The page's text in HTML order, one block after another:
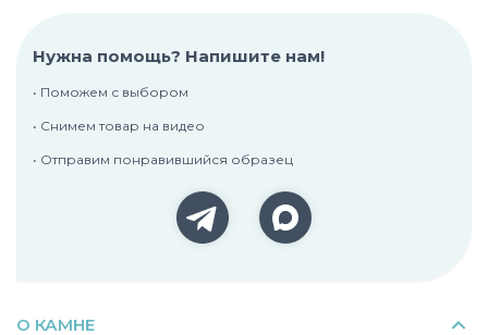
Нужна помощь? Напишите нам!
• Поможем с выбором
• Снимем товар на видео
• Отправим понравившийся образец
О КАМНЕ